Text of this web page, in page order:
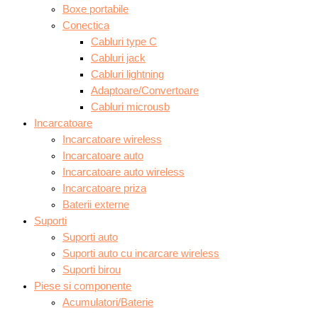
Boxe portabile
Conectica
Cabluri type C
Cabluri jack
Cabluri lightning
Adaptoare/Convertoare
Cabluri microusb
Incarcatoare
Incarcatoare wireless
Incarcatoare auto
Incarcatoare auto wireless
Incarcatoare priza
Baterii externe
Suporti
Suporti auto
Suporti auto cu incarcare wireless
Suporti birou
Piese si componente
Acumulatori/Baterie